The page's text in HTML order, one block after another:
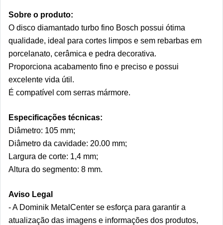
Sobre o produto:
O disco diamantado turbo fino Bosch possui ótima
qualidade, ideal para cortes limpos e sem rebarbas em
porcelanato, cerâmica e pedra decorativa.
Proporciona acabamento fino e preciso e possui
excelente vida útil.
É compatível com serras mármore.
Especificações técnicas:
Diâmetro: 105 mm;
Diâmetro da cavidade: 20.00 mm;
Largura de corte: 1,4 mm;
Altura do segmento: 8 mm.
Aviso Legal
- A Dominik MetalCenter se esforça para garantir a
atualização das imagens e informações dos produtos,